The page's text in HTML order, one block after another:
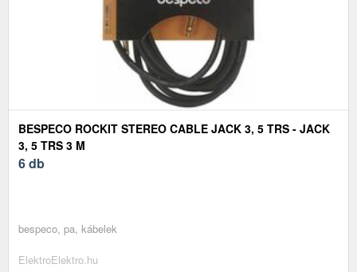
BESPECO ROCKIT STEREO CABLE JACK 3, 5 TRS - JACK
3, 5 TRS 3 M
6 db
bespeco, pa, kábelek
ElektroElektro.hu